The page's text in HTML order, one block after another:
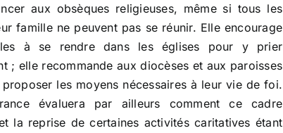
aux obsèques religieuses, même si tous les
famille ne peuvent pas se réunir. Elle encourage
à se rendre dans les églises pour y prier
; elle recommande aux diocèses et aux paroisses
les moyens nécessaires à leur vie de foi.
évaluera par ailleurs comment ce cadre
la reprise de certaines activités caritatives étant